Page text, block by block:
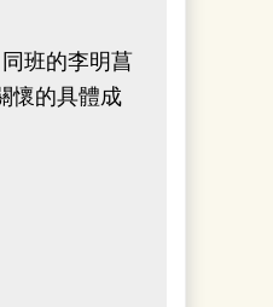
班的李明菖
懷的具體成